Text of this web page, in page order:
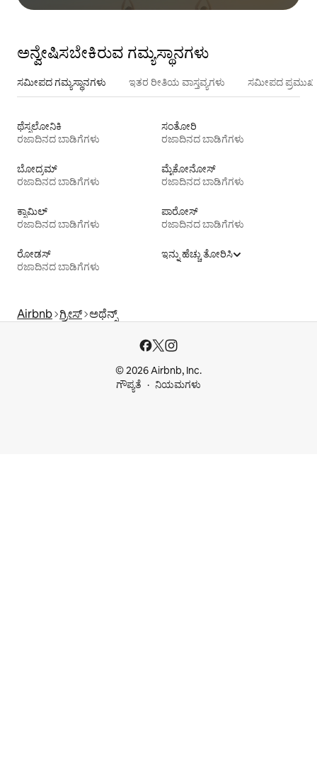
ಅನ್ವೇಷಿಸಬೇಕಿರುವ ಗಮ್ಯಸ್ಥಾನಗಳು
ಸಮೀಪದ ಗಮ್ಯಸ್ಥಾನಗಳು ಇತರ ರೀತಿಯ ವಾಸ್ತವ್ಯಗಳು ಸಮೀಪದ ಪ್ರಮುಖ
ಥೆಸ್ಸಲೋನಿಕಿ
ರಜಾದಿನದ ಬಾಡಿಗೆಗಳು
ಸಂತೋರಿ
ರಜಾದಿನದ ಬಾಡಿಗೆಗಳು
ಬೋದ್ರಮ್
ರಜಾದಿನದ ಬಾಡಿಗೆಗಳು
ಮೈಕೋನೋಸ್
ರಜಾದಿನದ ಬಾಡಿಗೆಗಳು
ಕ್ಸಾಮಿಲ್
ರಜಾದಿನದ ಬಾಡಿಗೆಗಳು
ಪಾರೋಸ್
ರಜಾದಿನದ ಬಾಡಿಗೆಗಳು
ರೋಡಸ್
ರಜಾದಿನದ ಬಾಡಿಗೆಗಳು
ಇನ್ನು ಹೆಚ್ಚು ತೋರಿಸಿ
Airbnb ಗ್ರೀಸ್ ಅಥೆನ್ಸ್
© 2026 Airbnb, Inc.
ಗೌಪ್ಯತೆ
ನಿಯಮಗಳು